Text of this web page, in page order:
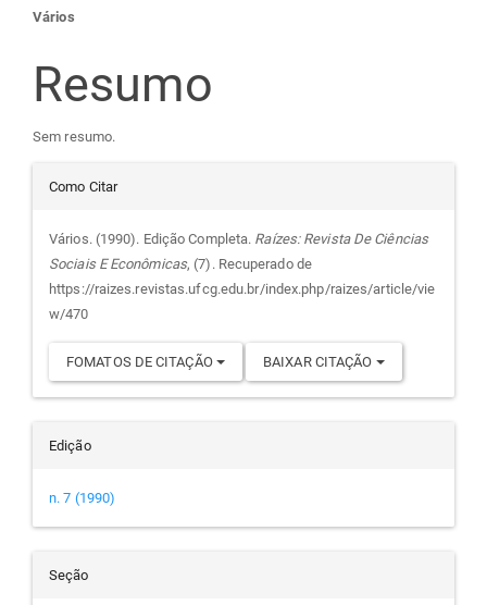
Conteúdo
do
artigo
principal
Vários
Resumo
Sem resumo.
Detalhes
do
artigo
Como Citar
Vários. (1990). Edição Completa. Raízes: Revista De Ciências
Sociais E Econômicas, (7). Recuperado de
https://raizes.revistas.ufcg.edu.br/index.php/raizes/article/vie
w/470
FOMATOS DE CITAÇÃO BAIXAR CITAÇÃO
Edição
n. 7 (1990)
Seção